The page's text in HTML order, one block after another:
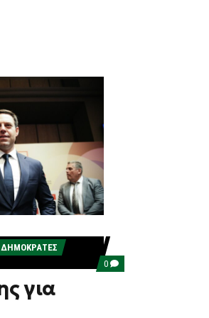
0 COMMENTS
ON
για